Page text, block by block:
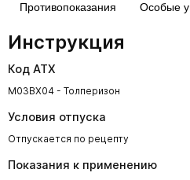
Противопоказания Особые
Инструкция
Код АТХ
M03BX04 - Толперизон
Условия отпуска
Отпускается по рецепту
Показания к применению